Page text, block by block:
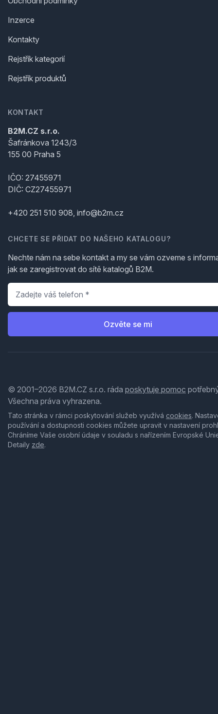
Inzerce
Kontakty
Rejstřík kategorií
Rejstřík produktů
KONTAKT
B2M.CZ s.r.o.
Šafránkova 1243/3
155 00 Praha 5
IČO: 27455971
DIČ: CZ27455971
+420 251 510 908, info@b2m.cz
CHCETE SE PŘIDAT DO NAŠEHO KATALOGU?
Nechte nám na sebe kontakt a my se vám ozveme s
jak se zaregistrovat do sítě katalogů B2M.
Telefon
Ozvěte se mi
© 2001–2026 B2M.CZ s.r.o. ráda poskytuje pomoc
Všechna práva vyhrazena.
Tato stránka v rámci poskytování služeb využívá cookies.
používání a dostupnosti cookies můžete upravit v nastavení
Chráníme Vaše osobní údaje v souladu s nařízením Evropské
Detaily zde.